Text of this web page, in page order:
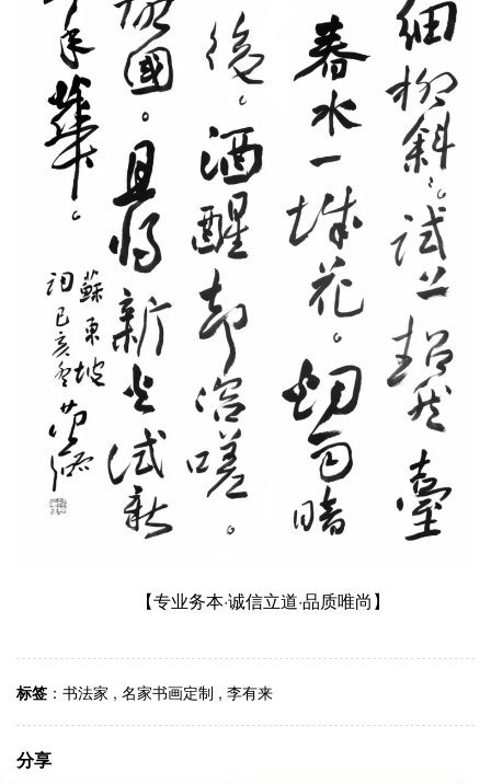
【专业务本·诚信立道·品质唯尚】
标签 ： 书法家 , 名家书画定制 , 李有来
分享